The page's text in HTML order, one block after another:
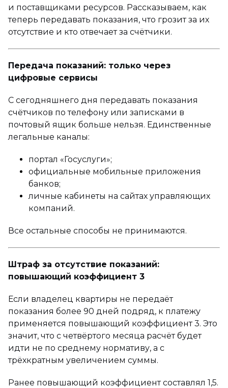
и поставщиками ресурсов. Рассказываем, как
теперь передавать показания, что грозит за их
отсутствие и кто отвечает за счётчики.
Передача показаний: только через
цифровые сервисы
С сегодняшнего дня передавать показания
счётчиков по телефону или записками в
почтовый ящик больше нельзя. Единственные
легальные каналы:
портал «Госуслуги»;
официальные мобильные приложения
банков;
личные кабинеты на сайтах управляющих
компаний.
Все остальные способы не принимаются.
Штраф за отсутствие показаний:
повышающий коэффициент 3
Если владелец квартиры не передаёт
показания более 90 дней подряд, к платежу
применяется повышающий коэффициент 3. Это
значит, что с четвёртого месяца расчёт будет
идти не по среднему нормативу, а с
трёхкратным увеличением суммы.
Ранее повышающий коэффициент составлял 1,5.